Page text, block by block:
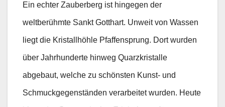
Ein echter Zauberberg ist hingegen der
weltberühmte Sankt Gotthart. Unweit von Wassen
liegt die Kristallhöhle Pfaffensprung. Dort wurden
über Jahrhunderte hinweg Quarzkristalle
abgebaut, welche zu schönsten Kunst- und
Schmuckgegenständen verarbeitet wurden. Heute